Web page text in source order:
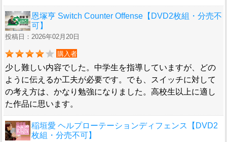
恩塚亨 Switch Counter Offense【DVD2枚組・分売不
可】
投稿日：2026年02月20日
購入者
少し難しい内容でした。中学生を指導していますが、どの
ように伝えるか工夫が必要です。でも、スイッチに対して
の考え方は、かなり勉強になりました。高校生以上に適し
た作品に思います。
稲垣愛 ヘルプローテーションディフェンス【DVD2
枚組・分売不可】